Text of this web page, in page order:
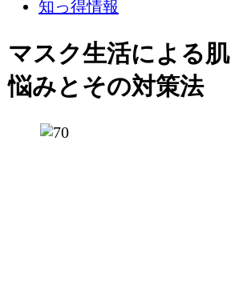
知っ得情報
マスク生活による肌
悩みとその対策法